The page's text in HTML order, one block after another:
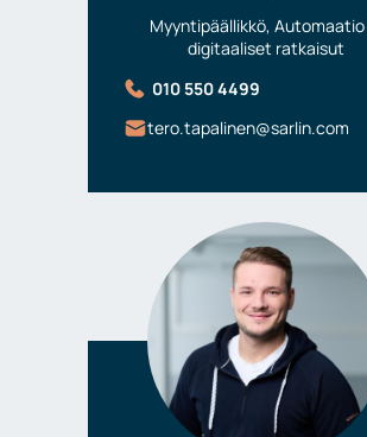
Myyntipäällikkö, Automaatio
digitaaliset ratkaisut
010 550 4499
tero.tapalinen@sarlin.com